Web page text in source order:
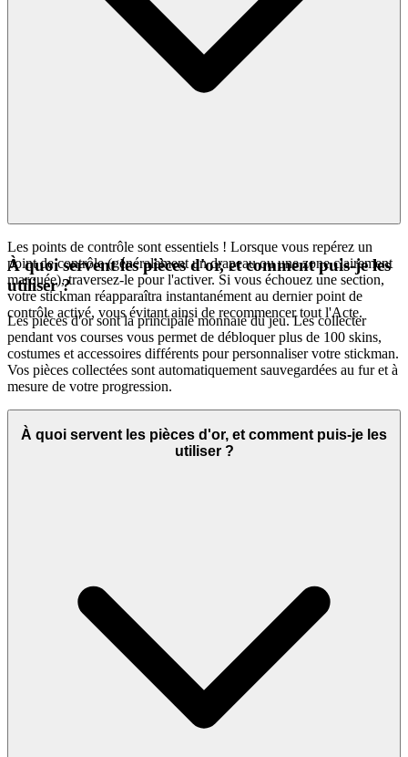
Les points de contrôle sont essentiels ! Lorsque vous repérez un
point de contrôle (généralement un drapeau ou une zone clairement
marquée), traversez-le pour l'activer. Si vous échouez une section,
votre stickman réapparaîtra instantanément au dernier point de
contrôle activé, vous évitant ainsi de recommencer tout l'Acte.
À quoi servent les pièces d'or, et comment puis-je les
utiliser ?
Les pièces d'or sont la principale monnaie du jeu. Les collecter
pendant vos courses vous permet de débloquer plus de 100 skins,
costumes et accessoires différents pour personnaliser votre stickman.
Vos pièces collectées sont automatiquement sauvegardées au fur et à
mesure de votre progression.
À quoi servent les pièces d'or, et comment puis-je les
utiliser ?